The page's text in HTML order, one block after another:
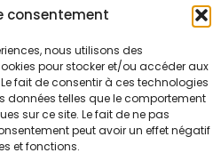
consentement
nous utilisons des
pour stocker et/ou accéder aux
fait de consentir à ces technologies
données telles que le comportement
sur ce site. Le fait de ne pas
peut avoir un effet négatif
et fonctions.